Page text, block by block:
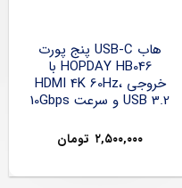
هاب USB-C پنج پورت
HOPDAY HB046 با
خروجی HDMI 4K 60Hz،
USB 3.2 و سرعت 10Gbps
۲,۵۰۰,۰۰۰ تومان